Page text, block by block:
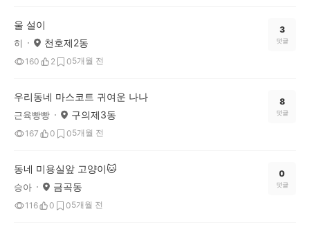
울 설이
히 천호제2동
160 2 05개월 전
3
댓글
우리동네 마스코트 귀여운 나나
근육빵빵 구의제3동
167 0 05개월 전
8
댓글
동네 미용실앞 고양이🐱
승아 금곡동
116 0 05개월 전
0
댓글